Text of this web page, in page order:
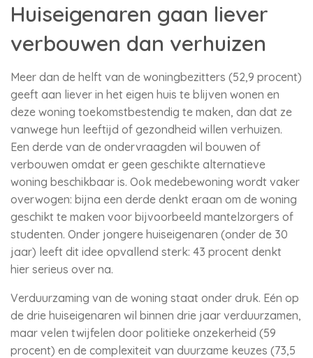
Huiseigenaren gaan liever
verbouwen dan verhuizen
Meer dan de helft van de woningbezitters (52,9 procent)
geeft aan liever in het eigen huis te blijven wonen en
deze woning toekomstbestendig te maken, dan dat ze
vanwege hun leeftijd of gezondheid willen verhuizen.
Een derde van de ondervraagden wil bouwen of
verbouwen omdat er geen geschikte alternatieve
woning beschikbaar is. Ook medebewoning wordt vaker
overwogen: bijna een derde denkt eraan om de woning
geschikt te maken voor bijvoorbeeld mantelzorgers of
studenten. Onder jongere huiseigenaren (onder de 30
jaar) leeft dit idee opvallend sterk: 43 procent denkt
hier serieus over na.
Verduurzaming van de woning staat onder druk. Eén op
de drie huiseigenaren wil binnen drie jaar verduurzamen,
maar velen twijfelen door politieke onzekerheid (59
procent) en de complexiteit van duurzame keuzes (73,5